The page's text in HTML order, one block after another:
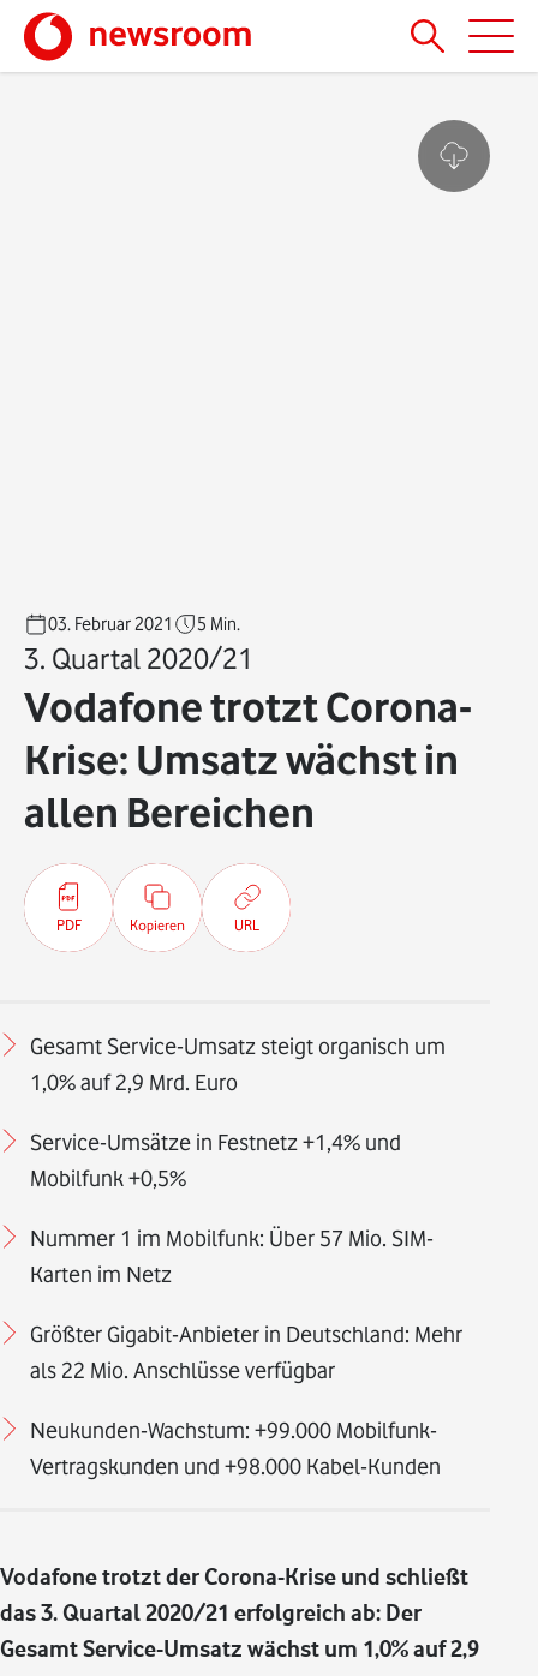
03. Februar 2021 5 Min.
3. Quartal 2020/21
Vodafone trotzt Corona-
Krise: Umsatz wächst in
allen Bereichen
PDF Kopieren URL
Gesamt Service-Umsatz steigt organisch um
1,0% auf 2,9 Mrd. Euro
Service-Umsätze in Festnetz +1,4% und
Mobilfunk +0,5%
Nummer 1 im Mobilfunk: Über 57 Mio. SIM-
Karten im Netz
Größter Gigabit-Anbieter in Deutschland: Mehr
als 22 Mio. Anschlüsse verfügbar
Neukunden-Wachstum: +99.000 Mobilfunk-
Vertragskunden und +98.000 Kabel-Kunden
Vodafone trotzt der Corona-Krise und schließt
das 3. Quartal 2020/21 erfolgreich ab: Der
Gesamt Service-Umsatz wächst um 1,0% auf 2,9